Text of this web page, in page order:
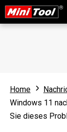
Home
Windows 11
Sie dieses